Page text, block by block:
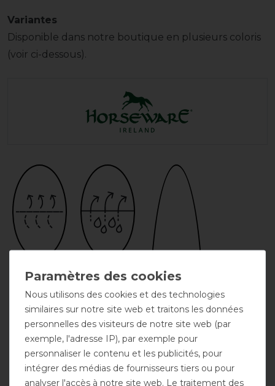
Variantes
Disponible dans notre boutique en plusieurs coloris
(voir ci-dessous).
transpiration
Nous utilisons des cookies et des technologies
similaires sur notre site web et traitons les données
personnelles des visiteurs de notre site web (par
exemple, l'adresse IP), par exemple pour
personnaliser le contenu et les publicités, pour
intégrer des médias de fournisseurs tiers ou pour
analyser l'accès à notre site web. Le traitement des